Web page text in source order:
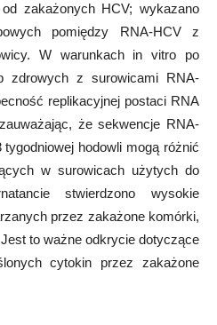
zakażonych HCV; wykazano
pomiędzy RNA-HCV z
W warunkach in vitro po
zdrowych z surowicami RNA-
replikacyjnej postaci RNA
że sekwencje RNA-
hodowli mogą różnić
w surowicach użytych do
stwierdzono wysokie
przez zakażone komórki,
to ważne odkrycie dotyczące
cytokin przez zakażone